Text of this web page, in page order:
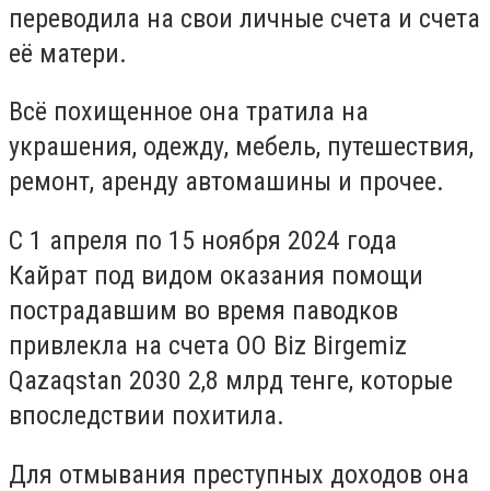
переводила на свои личные счета и счета
её матери.
Всё похищенное она тратила на
украшения, одежду, мебель, путешествия,
ремонт, аренду автомашины и прочее.
С 1 апреля по 15 ноября 2024 года
Кайрат под видом оказания помощи
пострадавшим во время паводков
привлекла на счета ОО Biz Birgemiz
Qazaqstan 2030 2,8 млрд тенге, которые
впоследствии похитила.
Для отмывания преступных доходов она